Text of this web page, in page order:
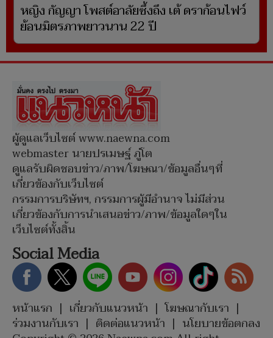
หญิง กัญญา โพสต์อาลัยซึ้งถึง เต้ ดราก้อนไฟว์
ย้อนมิตรภาพยาวนาน 22 ปี
ผู้ดูแลเว็บไซต์ www.naewna.com
webmaster นายปรเมษฐ์ ภู่โต
ดูแลรับผิดชอบข่าว/ภาพ/โฆษณา/ข้อมูลอื่นๆที่
เกี่ยวข้องกับเว็บไซต์
กรรมการบริษัทฯ, กรรมการผู้มีอำนาจ ไม่มีส่วน
เกี่ยวข้องกับการนำเสนอข่าว/ภาพ/ข้อมูลใดๆใน
เว็บไซต์ทั้งสิ้น
Social Media
หน้าแรก | เกี่ยวกับแนวหน้า | โฆษณากับเรา |
ร่วมงานกับเรา | ติดต่อแนวหน้า | นโยบายข้อตกลง